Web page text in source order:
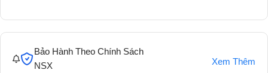
Bảo Hành Theo Chính Sách
NSX
Xem Thêm